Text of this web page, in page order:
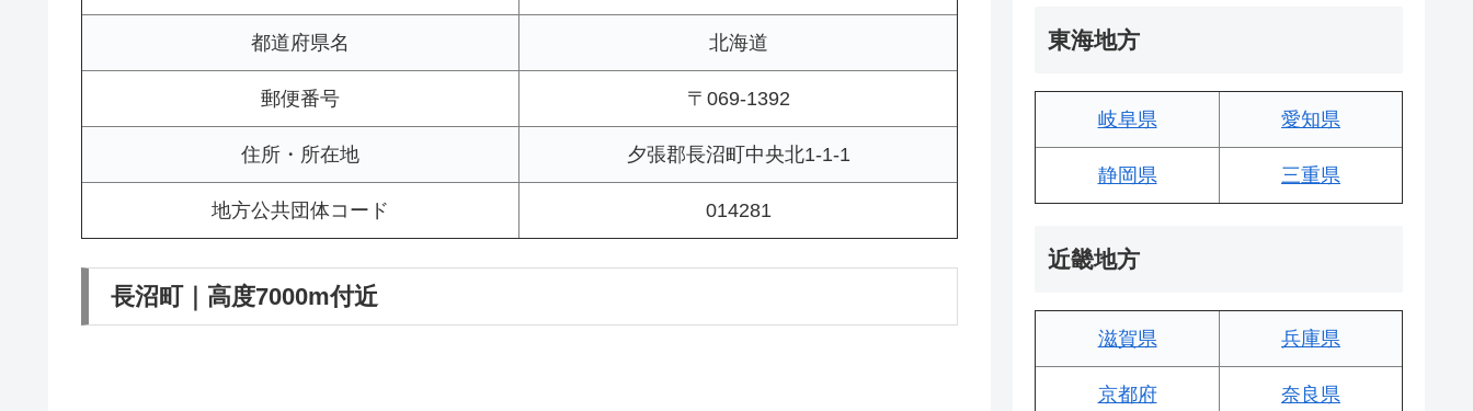
都道府県名 北海道
郵便番号 〒069-1392
住所・所在地 夕張郡長沼町中央北1-1-1
地方公共団体コード 014281
長沼町｜高度7000m付近
東海地方
岐阜県 愛知県
静岡県 三重県
近畿地方
滋賀県 兵庫県
京都府 奈良県